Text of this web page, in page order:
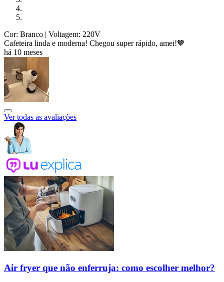
Cor: Branco | Voltagem: 220V
Cafeteira linda e moderna! Chegou super rápido, amei!🧡
há 10 meses
Ver todas as avaliações
Air fryer que não enferruja: como escolher melhor?